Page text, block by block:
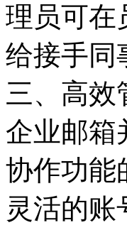
理员可在
给接手同
三、高效
企业邮箱
协作功能
灵活的账